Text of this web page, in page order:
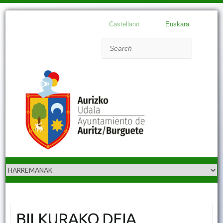
Castellano Euskara
BILKURAKO DEIA